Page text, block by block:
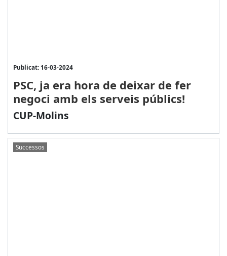
Publicat: 16-03-2024
PSC, ja era hora de deixar de fer
negoci amb els serveis públics!
CUP-Molins
Successos